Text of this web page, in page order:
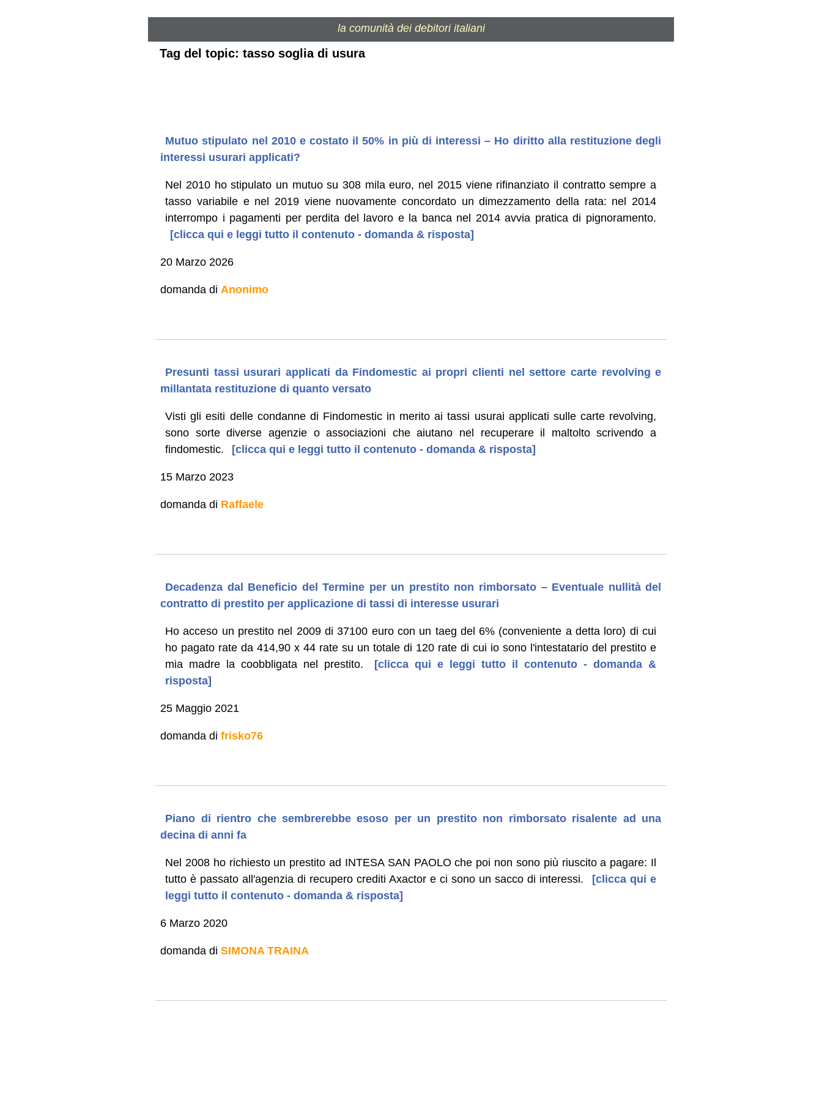
la comunità dei debitori italiani
Tag del topic: tasso soglia di usura
Mutuo stipulato nel 2010 e costato il 50% in più di interessi – Ho diritto alla restituzione degli
interessi usurari applicati?
Nel 2010 ho stipulato un mutuo su 308 mila euro, nel 2015 viene rifinanziato il contratto sempre a
tasso variabile e nel 2019 viene nuovamente concordato un dimezzamento della rata: nel 2014
interrompo i pagamenti per perdita del lavoro e la banca nel 2014 avvia pratica di pignoramento.
[clicca qui e leggi tutto il contenuto - domanda & risposta]
20 Marzo 2026
domanda di Anonimo
Presunti tassi usurari applicati da Findomestic ai propri clienti nel settore carte revolving e
millantata restituzione di quanto versato
Visti gli esiti delle condanne di Findomestic in merito ai tassi usurai applicati sulle carte revolving,
sono sorte diverse agenzie o associazioni che aiutano nel recuperare il maltolto scrivendo a
findomestic.
[clicca qui e leggi tutto il contenuto - domanda & risposta]
15 Marzo 2023
domanda di Raffaele
Decadenza dal Beneficio del Termine per un prestito non rimborsato – Eventuale nullità del
contratto di prestito per applicazione di tassi di interesse usurari
Ho acceso un prestito nel 2009 di 37100 euro con un taeg del 6% (conveniente a detta loro) di cui
ho pagato rate da 414,90 x 44 rate su un totale di 120 rate di cui io sono l'intestatario del prestito e
mia madre la coobbligata nel prestito.
[clicca qui e leggi tutto il contenuto - domanda &
risposta]
25 Maggio 2021
domanda di frisko76
Piano di rientro che sembrerebbe esoso per un prestito non rimborsato risalente ad una
decina di anni fa
Nel 2008 ho richiesto un prestito ad INTESA SAN PAOLO che poi non sono più riuscito a pagare: Il
tutto è passato all'agenzia di recupero crediti Axactor e ci sono un sacco di interessi.
[clicca qui e
leggi tutto il contenuto - domanda & risposta]
6 Marzo 2020
domanda di SIMONA TRAINA